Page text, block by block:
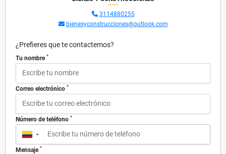
3114880255
bienesyconstrucciones@outlook.com
¿Prefieres que te contactemos?
Tu nombre *
Correo electrónico *
Número de teléfono *
▼
Mensaje *